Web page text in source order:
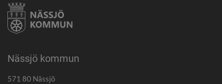
Nässjö kommun
571 80 Nässjö